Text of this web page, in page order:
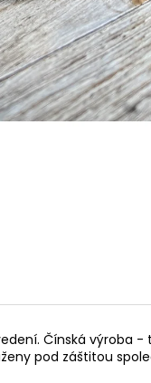
Čínská
pod záštitou